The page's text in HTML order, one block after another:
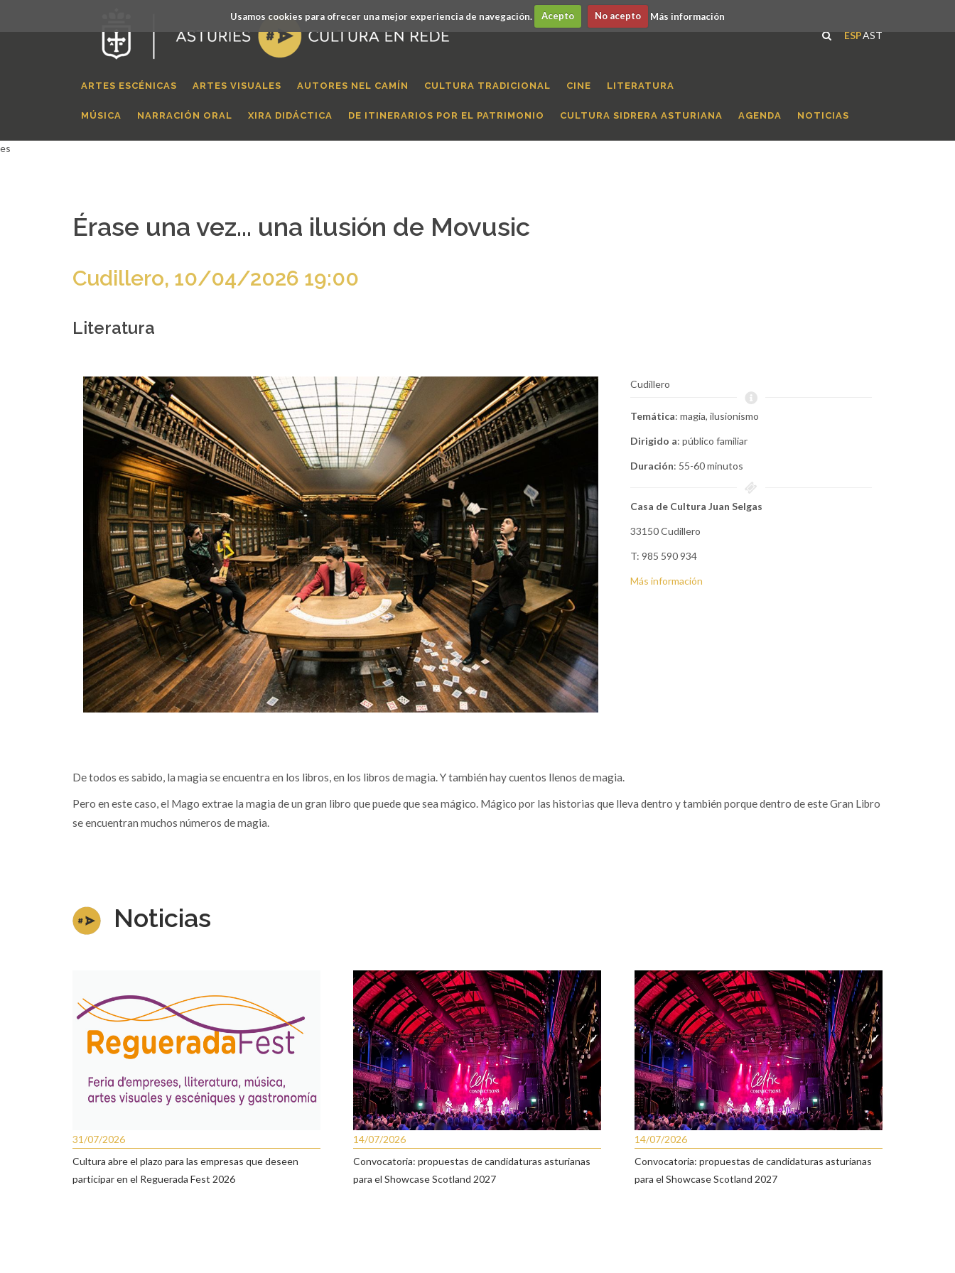
Usamos cookies para ofrecer una mejor experiencia de navegación. Acepto No acepto Más información
ESPAST
ARTES ESCÉNICAS ARTES VISUALES AUTORES NEL CAMÍN CULTURA TRADICIONAL CINE LITERATURA
MÚSICA NARRACIÓN ORAL XIRA DIDÁCTICA DE ITINERARIOS POR EL PATRIMONIO CULTURA SIDRERA ASTURIANA AGENDA NOTICIAS
es
Érase una vez... una ilusión de Movusic
Cudillero, 10/04/2026 19:00
Literatura
Cudillero
Temática: magia, ilusionismo
Dirigido a: público familiar
Duración: 55-60 minutos
Casa de Cultura Juan Selgas
33150 Cudillero
T: 985 590 934
Más información
De todos es sabido, la magia se encuentra en los libros, en los libros de magia. Y también hay cuentos llenos de magia.
Pero en este caso, el Mago extrae la magia de un gran libro que puede que sea mágico. Mágico por las historias que lleva dentro y también porque dentro de este Gran Libro
se encuentran muchos números de magia.
Noticias
31/07/2026
Cultura abre el plazo para las empresas que deseen
participar en el Reguerada Fest 2026
14/07/2026
Convocatoria: propuestas de candidaturas asturianas
para el Showcase Scotland 2027
14/07/2026
Convocatoria: propuestas de candidaturas asturianas
para el Showcase Scotland 2027